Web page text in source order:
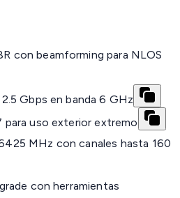
con beamforming para NLOS
Gbps en banda 6 GHz
uso exterior extremo
MHz con canales hasta 160
con herramientas